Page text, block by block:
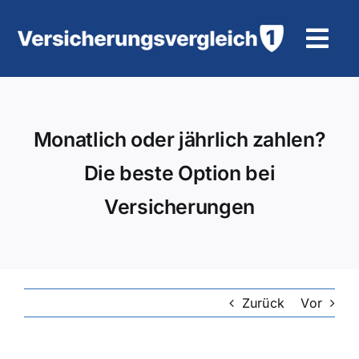
Inhalt
KFZ-Versicherung
Monatlich oder jährlich zahlen?
Die beste Option bei
Versicherungen
Zurück Vor